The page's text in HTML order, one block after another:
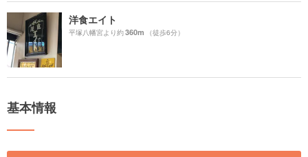
洋食エイト
平塚八幡宮より約360m （徒歩6分）
基本情報